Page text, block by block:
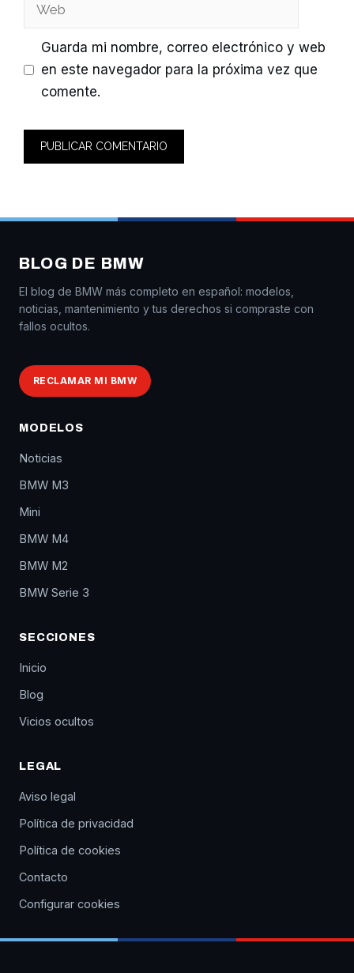
Guarda mi nombre, correo electrónico y web
en este navegador para la próxima vez que
comente.
BLOG DE BMW
El blog de BMW más completo en español: modelos,
noticias, mantenimiento y tus derechos si compraste con
fallos ocultos.
RECLAMAR MI BMW
MODELOS
Noticias
BMW M3
Mini
BMW M4
BMW M2
BMW Serie 3
SECCIONES
Inicio
Blog
Vicios ocultos
LEGAL
Aviso legal
Política de privacidad
Política de cookies
Contacto
Configurar cookies